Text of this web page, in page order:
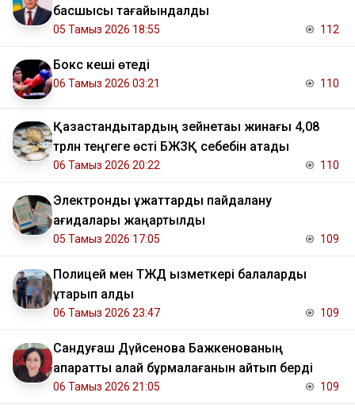
басшысы тағайындалды
05 Тамыз 2026 18:55 112
Бокс кеші өтеді
06 Тамыз 2026 03:21 110
Қазақстандықтардың зейнетақы жинағы 4,08
трлн теңгеге өсті БЖЗҚ себебін атады
06 Тамыз 2026 20:22 110
Электрондық құжаттарды пайдалану
қағидалары жаңартылды
05 Тамыз 2026 17:05 109
Полицей мен ТЖД қызметкері балаларды
құтқарып қалды
06 Тамыз 2026 23:47 109
Сандуғаш Дүйсенова Бажкенованың
ақпаратты қалай бұрмалағанын айтып берді
06 Тамыз 2026 21:05 109